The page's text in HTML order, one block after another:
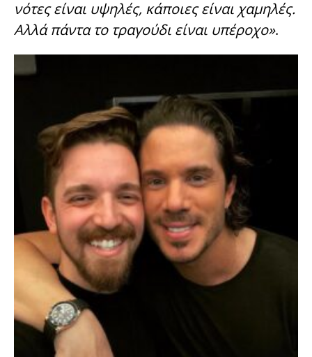
νότες είναι υψηλές, κάποιες είναι χαμηλές.
Αλλά πάντα το τραγούδι είναι υπέροχο».